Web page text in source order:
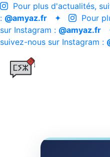
Pour plus d'actualités,
: @amyaz.fr ✦
Pour
sur Instagram : @amyaz.fr
suivez-nous sur Instagram :